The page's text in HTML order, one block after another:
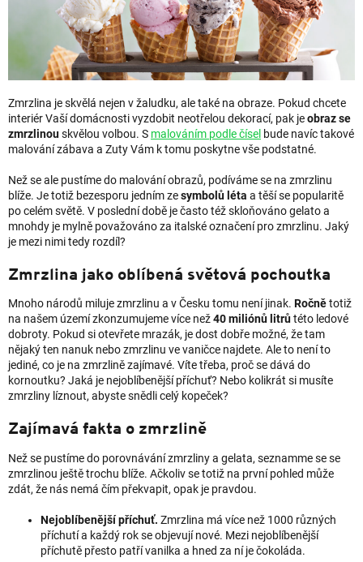
Zmrzlina je skvělá nejen v žaludku, ale také na obraze. Pokud chcete
interiér Vaší domácnosti vyzdobit neotřelou dekorací, pak jeobraz se
zmrzlinouskvělou volbou. S malováním podle čísel bude navíc takové
malování zábava a Zuty Vám k tomu poskytne vše podstatné.
Než se ale pustíme do malování obrazů, podíváme se na zmrzlinu
blíže. Je totiž bezesporu jedním zesymbolů léta a těší se popularitě
po celém světě. V poslední době je často též skloňováno gelato a
mnohdy je mylně považováno za italské označení pro zmrzlinu. Jaký
je mezi nimi tedy rozdíl?
Zmrzlina jako oblíbená světová pochoutka
Mnoho národů miluje zmrzlinu a v Česku tomu není jinak. Ročnětotiž
na našem území zkonzumujeme více než40 miliónů litrůtéto ledové
dobroty. Pokud si otevřete mrazák, je dost dobře možné, že tam
nějaký ten nanuk nebo zmrzlinu ve vaničce najdete. Ale to není to
jediné, co je na zmrzlině zajímavé. Víte třeba, proč se dává do
kornoutku? Jaká je nejoblíbenější příchuť? Nebo kolikrát si musíte
zmrzliny líznout, abyste snědli celý kopeček?
Zajímavá fakta o zmrzlině
Než se pustíme do porovnávání zmrzliny a gelata, seznamme se se
zmrzlinou ještě trochu blíže. Ačkoliv se totiž na první pohled může
zdát, že nás nemá čím překvapit, opak je pravdou.
Nejoblíbenější příchuť. Zmrzlina má více než 1000 různých
příchutí a každý rok se objevují nové. Mezi nejoblíbenější
příchutě přesto patří vanilka a hned za ní je čokoláda.